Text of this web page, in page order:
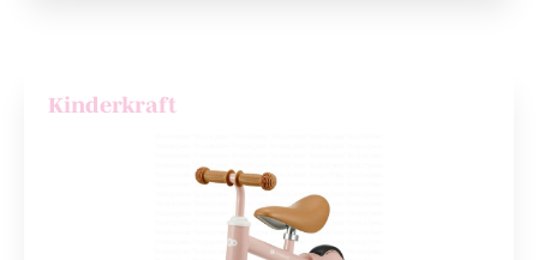
Kinderkraft